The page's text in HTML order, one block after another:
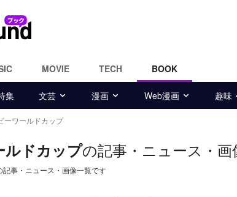
MOVIE TECH BOOK
集 文芸 漫画 Web漫画 趣味
ーワールドカップ
ルドカップの記事・ニュース・画
事・ニュース・画像一覧です